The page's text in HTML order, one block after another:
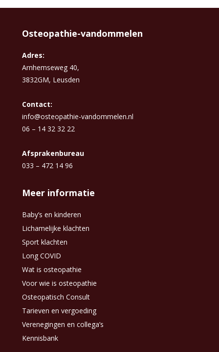
Osteopathie-vandommelen
Adres:
Arnhemseweg 40,
3832GM, Leusden
Contact:
info@osteopathie-vandommelen.nl
06 – 14 32 32 22
Afsprakenbureau
033 – 472 14 96
Meer informatie
Baby’s en kinderen
Lichamelijke klachten
Sport klachten
Long COVID
Wat is osteopathie
Voor wie is osteopathie
Osteopatisch Consult
Tarieven en vergoeding
Verenegingen en collega’s
Kennisbank